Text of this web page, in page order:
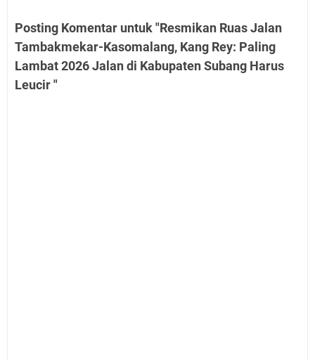
Posting Komentar untuk "Resmikan Ruas Jalan
Tambakmekar-Kasomalang, Kang Rey: Paling
Lambat 2026 Jalan di Kabupaten Subang Harus
Leucir "